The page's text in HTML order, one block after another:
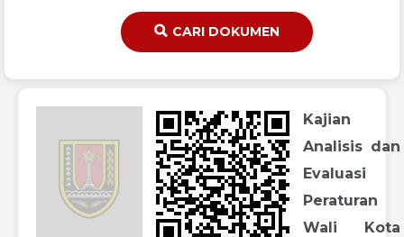
CARI DOKUMEN
Kajian
Analisis dan
Evaluasi
Peraturan
Wali Kota